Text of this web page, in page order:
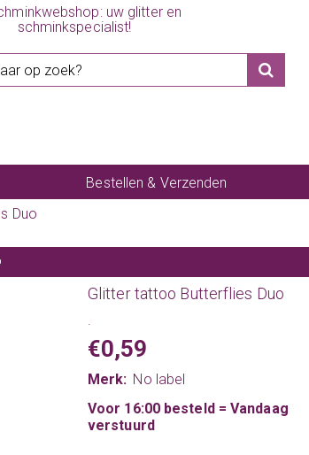
uw glitter en
schminkspecialist!
Bestellen & Verzenden
Duo
Glitter tattoo Butterflies Duo
.
€0,59
Merk: No label
Voor 16:00 besteld = Vandaag
verstuurd